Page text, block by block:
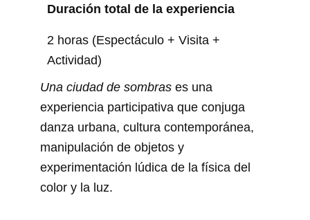
Duración total de la experiencia
2 horas (Espectáculo + Visita +
Actividad)
Una ciudad de sombrases una
experiencia participativa que conjuga
danza urbana, cultura contemporánea,
manipulación de objetos y
experimentación lúdica de la física del
color y la luz.